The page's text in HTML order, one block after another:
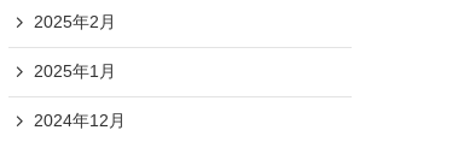
2025年2月
2025年1月
2024年12月